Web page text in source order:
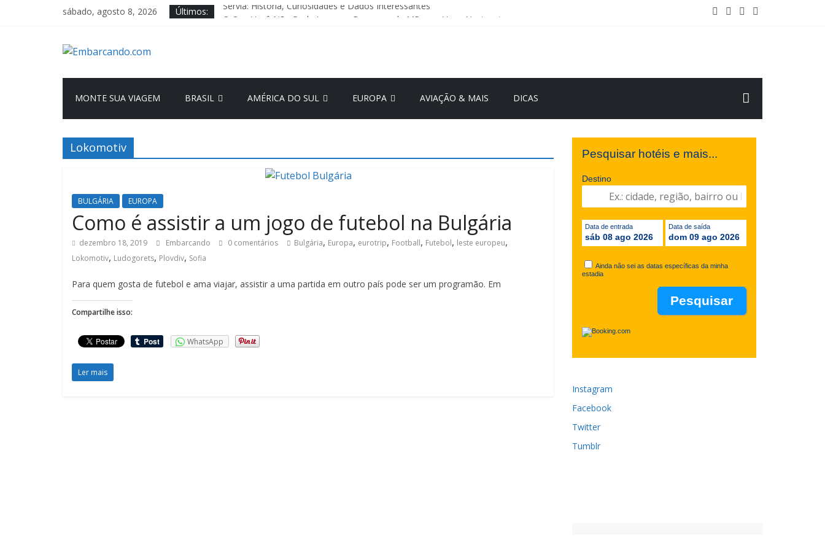
sábado, agosto 8, 2026 Últimos:
Sérvia: História, Curiosidades e Dados Interessantes
Embarcando.com
MONTE SUA VIAGEM BRASIL AMÉRICA DO SUL EUROPA AVIAÇÃO & MAIS DICAS
Lokomotiv
BULGÁRIA EUROPA
Como é assistir a um jogo de futebol na Bulgária
dezembro 18, 2019 Embarcando 0 comentários Bulgária, Europa, eurotrip, Football, Futebol, leste europeu,
Lokomotiv, Ludogorets, Plovdiv, Sofia
Para quem gosta de futebol e ama viajar, assistir a uma partida em outro país pode ser um programão. Em
Compartilhe isso:
WhatsApp
Ler mais
Pesquisar hotéis e mais...
Destino
Data de entrada
sáb 08 ago 2026
Data de saída
dom 09 ago 2026
Ainda não sei as datas específicas da minha
estadia
Instagram
Facebook
Twitter
Tumblr